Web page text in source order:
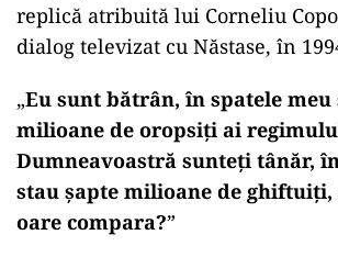
replică atribuită lui Corneliu
dialog televizat cu Năstase, în
„Eu sunt bătrân, în spatele meu
milioane de oropsiți ai
Dumneavoastră sunteți tânăr,
stau șapte milioane de ghiftuiți,
oare compara?”